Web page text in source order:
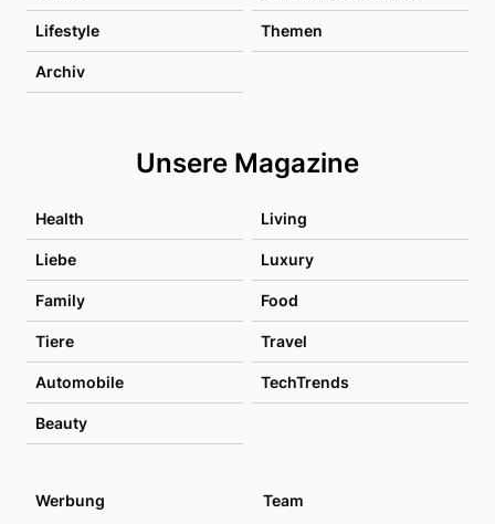
Lifestyle Themen
Archiv
Unsere Magazine
Health Living
Liebe Luxury
Family Food
Tiere Travel
Automobile TechTrends
Beauty
Werbung Team